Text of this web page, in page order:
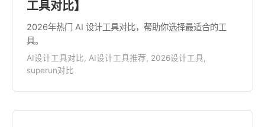
工具对比】
2026年热门 AI 设计工具对比，帮助你选择最适合的工
具。
AI设计工具对比, AI设计工具推荐, 2026设计工具,
superun对比